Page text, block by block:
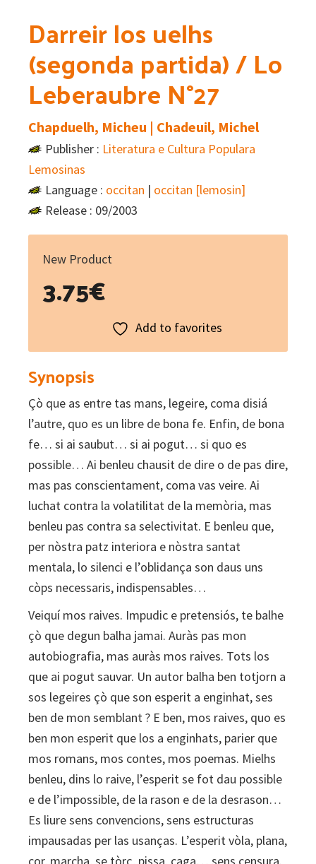
Darreir los uelhs
(segonda partida) / Lo
Leberaubre N°27
Chapduelh, Micheu | Chadeuil, Michel
Publisher : Literatura e Cultura Populara
Lemosinas
Language : occitan | occitan [lemosin]
Release : 09/2003
New Product
3.75€
Add to favorites
Synopsis
Çò que as entre tas mans, legeire, coma disiá
l’autre, quo es un libre de bona fe. Enfin, de bona
fe… si ai saubut… si ai pogut… si quo es
possible… Ai benleu chausit de dire o de pas dire,
mas pas conscientament, coma vas veire. Ai
luchat contra la volatilitat de la memòria, mas
benleu pas contra sa selectivitat. E benleu que,
per nòstra patz interiora e nòstra santat
mentala, lo silenci e l’oblidança son daus uns
còps necessaris, indispensables…
Veiquí mos raives. Impudic e pretensiós, te balhe
çò que degun balha jamai. Auràs pas mon
autobiografia, mas auràs mos raives. Tots los
que ai pogut sauvar. Un autor balha ben totjorn a
sos legeires çò que son esperit a enginhat, ses
ben de mon semblant ? E ben, mos raives, quo es
ben mon esperit que los a enginhats, parier que
mos romans, mos contes, mos poemas. Mielhs
benleu, dins lo raive, l’esperit se fot dau possible
e de l’impossible, de la rason e de la desrason…
Es liure sens convencions, sens estructuras
impausadas per las usanças. L’esperit vòla, plana,